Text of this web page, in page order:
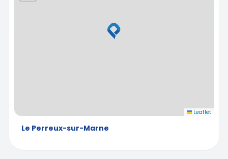
Leaflet
Le Perreux-sur-Marne